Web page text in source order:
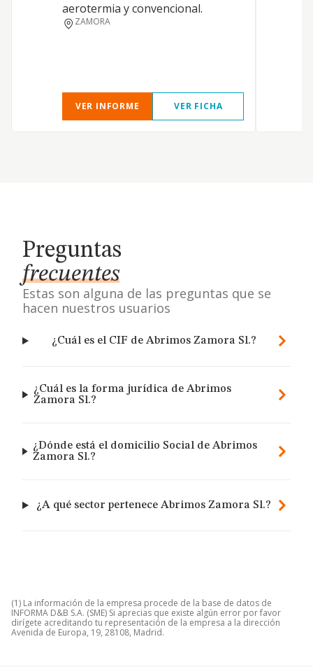
aerotermia y convencional.
ZAMORA
VER INFORME VER FICHA
Preguntas
frecuentes
Estas son alguna de las preguntas que se
hacen nuestros usuarios
¿Cuál es el CIF de Abrimos Zamora Sl.?
¿Cuál es la forma jurídica de Abrimos
Zamora Sl.?
¿Dónde está el domicilio Social de Abrimos
Zamora Sl.?
¿A qué sector pertenece Abrimos Zamora Sl.?
(1) La información de la empresa procede de la base de datos de
INFORMA D&B S.A. (SME) Si aprecias que existe algún error por favor
dirígete acreditando tu representación de la empresa a la dirección
Avenida de Europa, 19, 28108, Madrid.